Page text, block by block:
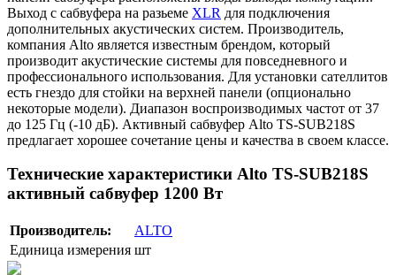
Выход с сабвуфера на разьеме XLR для подключения
дополнительных акустических систем. Производитель,
компания Alto является известным брендом, который
производит акустические системы для повседневного и
профессионального использования. Для установки сателлитов
есть гнездо для стойки на верхней панели (опционально
некоторые модели). Диапазон воспроизводимых частот от 37
до 125 Гц (-10 дБ). Активный сабвуфер Alto TS-SUB218S
предлагает хорошее сочетание цены и качества в своем классе.
Технические характеристики Alto TS-SUB218S
активный сабвуфер 1200 Вт
Производитель:
ALTO
Единица измерения шт